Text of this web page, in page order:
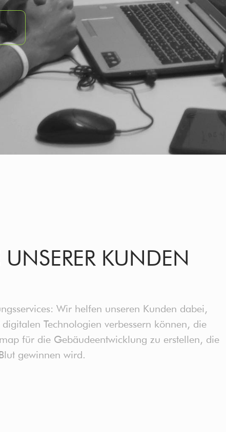
UNSERER KUNDEN
Wir helfen unseren Kunden dabei,
Technologien verbessern können, die
für die Gebäudeentwicklung zu erstellen, die
gewinnen wird.